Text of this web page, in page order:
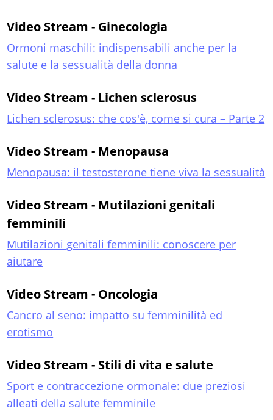
Video Stream - Ginecologia
Ormoni maschili: indispensabili anche per la
salute e la sessualità della donna
Video Stream - Lichen sclerosus
Lichen sclerosus: che cos'è, come si cura – Parte 2
Video Stream - Menopausa
Menopausa: il testosterone tiene viva la sessualità
Video Stream - Mutilazioni genitali
femminili
Mutilazioni genitali femminili: conoscere per
aiutare
Video Stream - Oncologia
Cancro al seno: impatto su femminilità ed
erotismo
Video Stream - Stili di vita e salute
Sport e contraccezione ormonale: due preziosi
alleati della salute femminile